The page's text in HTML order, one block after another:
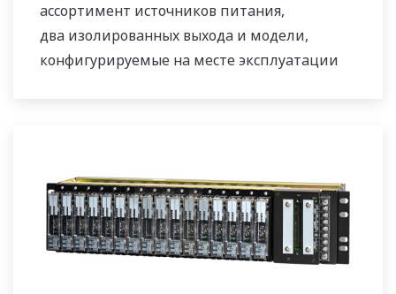
ассортимент источников питания,
два изолированных выхода и модели,
конфигурируемые на месте эксплуатации